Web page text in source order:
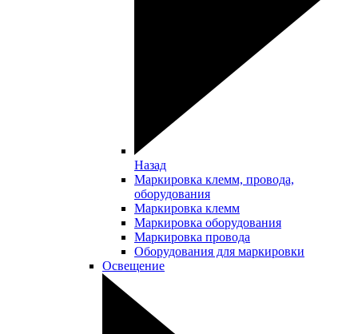
Назад
Маркировка клемм, провода,
оборудования
Маркировка клемм
Маркировка оборудования
Маркировка провода
Оборудования для маркировки
Освещение